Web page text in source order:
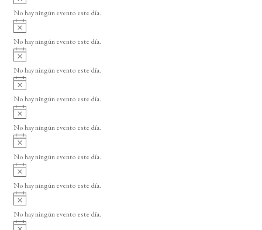
o
v
i
o
No hay ningún evento este día.
A
v
i
o
No hay ningún evento este día.
A
v
i
o
No hay ningún evento este día.
A
v
i
o
No hay ningún evento este día.
A
v
i
o
No hay ningún evento este día.
A
v
i
o
No hay ningún evento este día.
A
v
i
o
No hay ningún evento este día.
A
v
i
No hay ningún evento este día.
A